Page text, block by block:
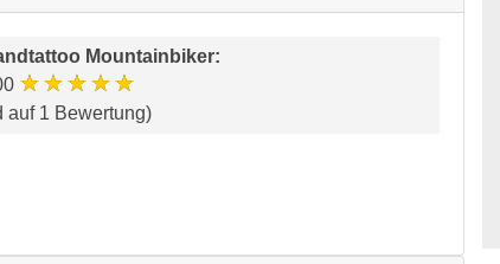
Mountainbiker:
★★★★★
auf 1 Bewertung)